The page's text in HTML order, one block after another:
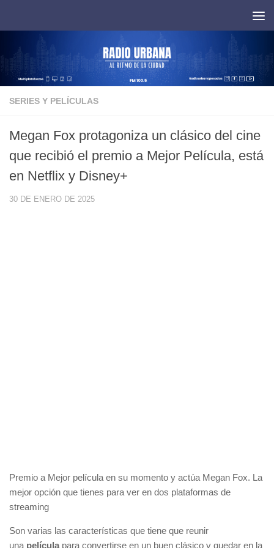
SERIES Y PELÍCULAS
Megan Fox protagoniza un clásico del cine
que recibió el premio a Mejor Película, está
en Netflix y Disney+
30 DE ENERO DE 2025
Premio a Mejor película en su momento y actúa Megan Fox. La
mejor opción que tienes para ver en dos plataformas de
streaming
Son varias las características que tiene que reunir
una película para convertirse en un buen clásico y quedar en la